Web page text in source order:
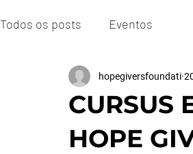
Todos os posts Eventos
CURSUS
HOPE
hopegiversfoundati